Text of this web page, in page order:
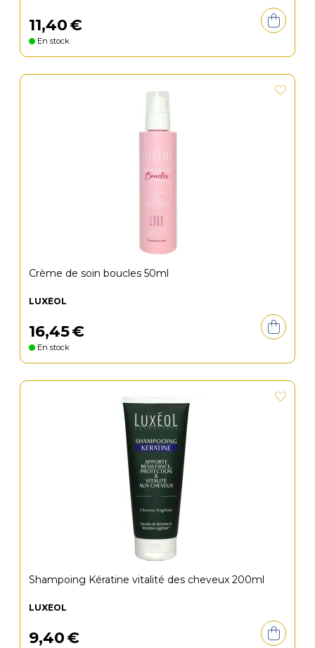
11,40€
En stock
Crème de soin boucles 50ml
LUXÉOL
16,45€
En stock
Shampoing Kératine vitalité des cheveux 200ml
LUXÉOL
9,40€